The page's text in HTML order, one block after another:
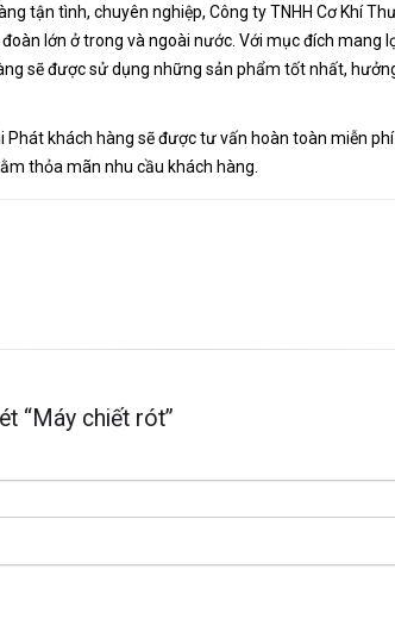
tận tình, chuyên nghiệp, Công ty TNHH Cơ Khí
lớn ở trong và ngoài nước. Với mục đích mang
sẽ được sử dụng những sản phẩm tốt nhất,
Phát khách hàng sẽ được tư vấn hoàn toàn miễn
thỏa mãn nhu cầu khách hàng.
“Máy chiết rót”